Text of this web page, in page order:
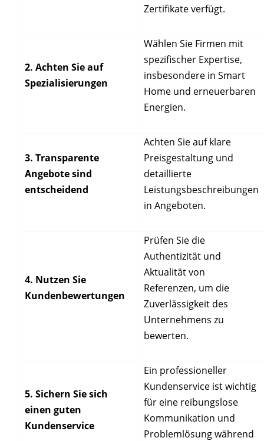
Zertifikate verfügt.
2. Achten Sie auf
Spezialisierungen
Wählen Sie Firmen mit
spezifischer Expertise,
insbesondere in Smart
Home und erneuerbaren
Energien.
3. Transparente
Angebote sind
entscheidend
Achten Sie auf klare
Preisgestaltung und
detaillierte
Leistungsbeschreibungen
in Angeboten.
4. Nutzen Sie
Kundenbewertungen
Prüfen Sie die
Authentizität und
Aktualität von
Referenzen, um die
Zuverlässigkeit des
Unternehmens zu
bewerten.
5. Sichern Sie sich
einen guten
Kundenservice
Ein professioneller
Kundenservice ist wichtig
für eine reibungslose
Kommunikation und
Problemlösung während